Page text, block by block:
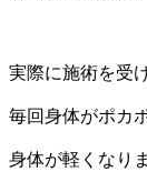
実際に施術を受
毎回身体がポカ
身体が軽くなり